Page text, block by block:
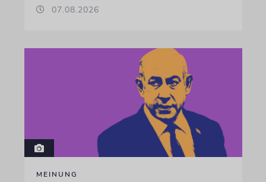
07.08.2026
MEINUNG